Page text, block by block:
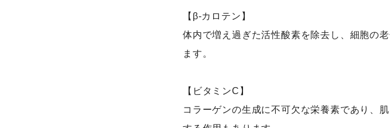
【β-カロテン】
体内で増え過ぎた活性酸素を除去し、細胞の
ます。
【ビタミンC】
コラーゲンの生成に不可欠な栄養素であり、